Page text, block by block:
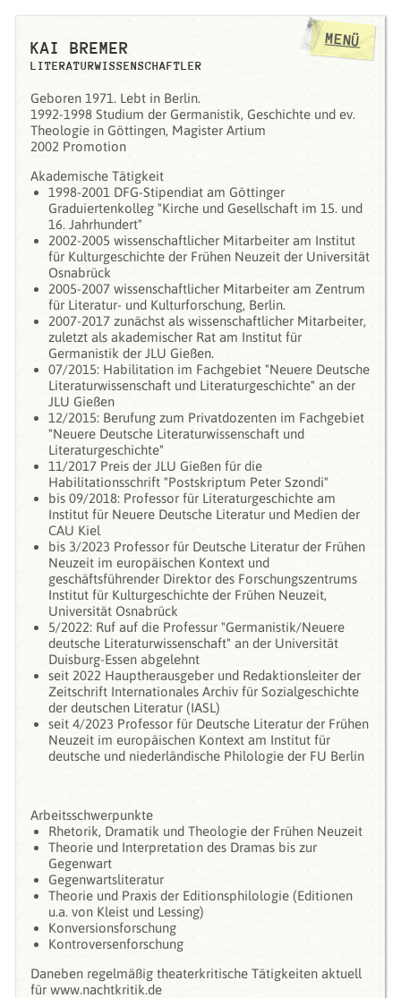
KAI BREMER
LITERATURWISSENSCHAFTLER
Geboren 1971. Lebt in Berlin.
1992-1998 Studium der Germanistik, Geschichte und ev.
Theologie in Göttingen, Magister Artium
2002 Promotion
Akademische Tätigkeit
1998-2001 DFG-Stipendiat am Göttinger
Graduiertenkolleg "Kirche und Gesellschaft im 15. und
16. Jahrhundert"
2002-2005 wissenschaftlicher Mitarbeiter am Institut
für Kulturgeschichte der Frühen Neuzeit der Universität
Osnabrück
2005-2007 wissenschaftlicher Mitarbeiter am Zentrum
für Literatur- und Kulturforschung, Berlin.
2007-2017 zunächst als wissenschaftlicher Mitarbeiter,
zuletzt als akademischer Rat am Institut für
Germanistik der JLU Gießen.
07/2015: Habilitation im Fachgebiet "Neuere Deutsche
Literaturwissenschaft und Literaturgeschichte" an der
JLU Gießen
12/2015: Berufung zum Privatdozenten im Fachgebiet
"Neuere Deutsche Literaturwissenschaft und
Literaturgeschichte"
11/2017 Preis der JLU Gießen für die
Habilitationsschrift "Postskriptum Peter Szondi"
bis 09/2018: Professor für Literaturgeschichte am
Institut für Neuere Deutsche Literatur und Medien der
CAU Kiel
bis 3/2023 Professor für Deutsche Literatur der Frühen
Neuzeit im europäischen Kontext und
geschäftsführender Direktor des Forschungszentrums
Institut für Kulturgeschichte der Frühen Neuzeit,
Universität Osnabrück
5/2022: Ruf auf die Professur "Germanistik/Neuere
deutsche Literaturwissenschaft" an der Universität
Duisburg-Essen abgelehnt
seit 2022 Hauptherausgeber und Redaktionsleiter der
Zeitschrift Internationales Archiv für Sozialgeschichte
der deutschen Literatur (IASL)
seit 4/2023 Professor für Deutsche Literatur der Frühen
Neuzeit im europäischen Kontext am Institut für
deutsche und niederländische Philologie der FU Berlin
Arbeitsschwerpunkte
Rhetorik, Dramatik und Theologie der Frühen Neuzeit
Theorie und Interpretation des Dramas bis zur
Gegenwart
Gegenwartsliteratur
Theorie und Praxis der Editionsphilologie (Editionen
u.a. von Kleist und Lessing)
Konversionsforschung
Kontroversenforschung
Daneben regelmäßig theaterkritische Tätigkeiten aktuell
für www.nachtkritik.de
MENÜ